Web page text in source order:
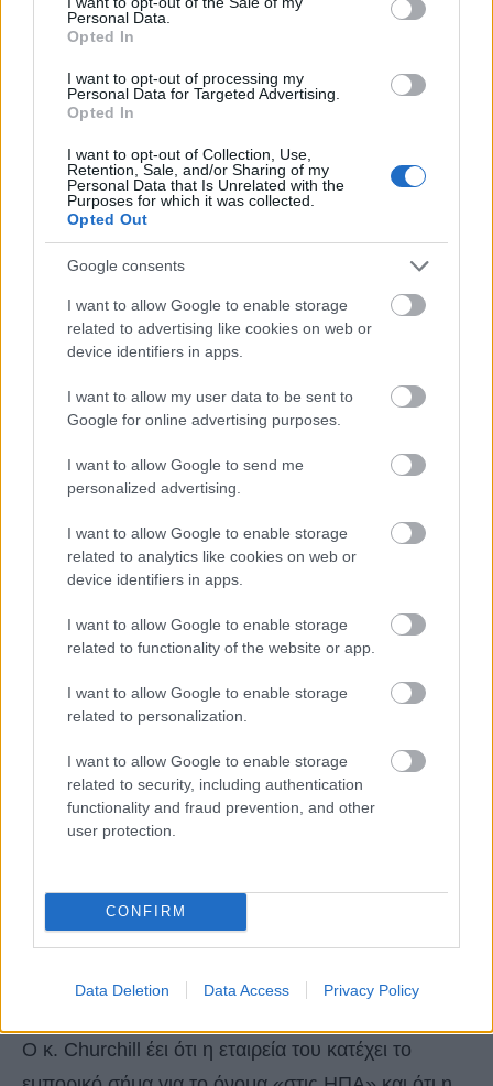
Personal Data.
Opted In
I want to opt-out of processing my
Personal Data for Targeted Advertising.
Opted In
I want to opt-out of Collection, Use,
Retention, Sale, and/or Sharing of my
Personal Data that Is Unrelated with the
Purposes for which it was collected.
Opted Out
Google consents
I want to allow Google to enable storage
related to advertising like cookies on web or
device identifiers in apps.
I want to allow my user data to be sent to
Google for online advertising purposes.
I want to allow Google to send me
personalized advertising.
I want to allow Google to enable storage
related to analytics like cookies on web or
device identifiers in apps.
I want to allow Google to enable storage
related to functionality of the website or app.
I want to allow Google to enable storage
related to personalization.
I want to allow Google to enable storage
related to security, including authentication
functionality and fraud prevention, and other
user protection.
CONFIRM
Data Deletion Data Access Privacy Policy
εδάφους, με 13 δοκιμαστικές πτήσεις που
Mojave της Καλιφόρνια.
Ένας εκπρόσωπος είπε: «Ήταν μια προσπάθεια
πολλών ετών για τον σχεδιασμό και την κατασκευή
του πρώτου ανεξάρτητα αναπτυγμένου
υπερηχητικού αεροσκάφους στον κόσμο και την
ασφαλή πτήση του σε υπερηχητικές ταχύτητες με
πιλότο στο αεροσκάφος. Τώρα που το πρόγραμμα
δοκιμών πτήσης για το XB‑1 έχει ολοκληρωθεί, η
Boom επικεντρώνεται πλήρως στην κλιμάκωση των
γνώσεων και στην εφαρμογή τους στο επιβατικό
αεροσκάφος Overture, το υπερηχητικό
αεροσκάφος που θα μεταφέρει επιβάτες».
«Οι εργασίες σχεδιασμού και ανάπτυξης του
εταιρείας. Η Boom Supersonic ολοκλήρωσε την
τώρα αναπτύσσει επίσης με ταχείς ρυθμούς το
τρέχον βιβλίο παραγγελιών της Boom, που
περιλαμβάνει 130 παραγγελίες και προπαραγγελίες
από τις United Airlines, American Airlines και Japan
παραγωγής στο Superfactory.»
χρησιμοποιεί το όνομα Concorde»
Ο κ. Churchill έει ότι η εταιρεία του κατέχει το